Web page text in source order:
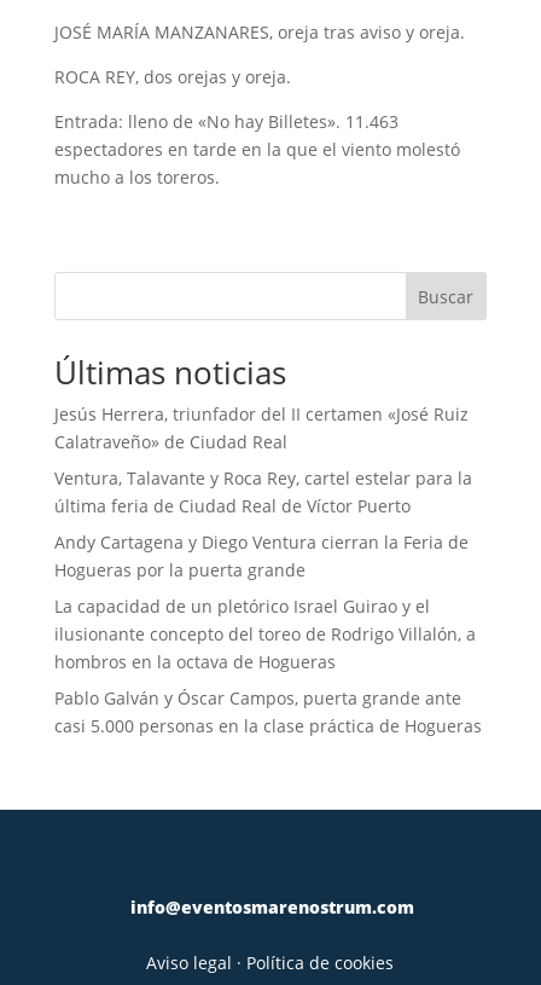
JOSÉ MARÍA MANZANARES, oreja tras aviso y oreja.
ROCA REY, dos orejas y oreja.
Entrada: lleno de «No hay Billetes». 11.463
espectadores en tarde en la que el viento molestó
mucho a los toreros.
Buscar
Últimas noticias
Jesús Herrera, triunfador del II certamen «José Ruiz
Calatraveño» de Ciudad Real
Ventura, Talavante y Roca Rey, cartel estelar para la
última feria de Ciudad Real de Víctor Puerto
Andy Cartagena y Diego Ventura cierran la Feria de
Hogueras por la puerta grande
La capacidad de un pletórico Israel Guirao y el
ilusionante concepto del toreo de Rodrigo Villalón, a
hombros en la octava de Hogueras
Pablo Galván y Óscar Campos, puerta grande ante
casi 5.000 personas en la clase práctica de Hogueras
info@eventosmarenostrum.com
Aviso legal · Política de cookies